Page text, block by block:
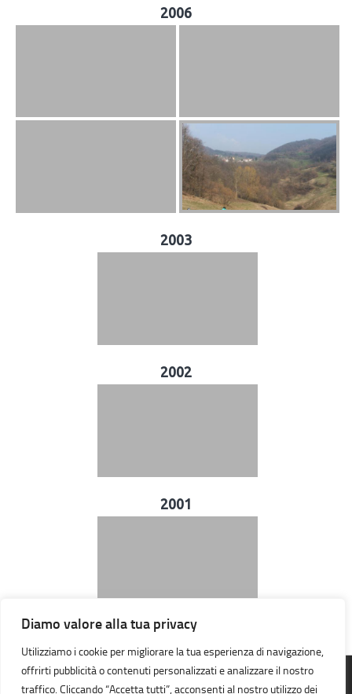
Diamo valore alla tua privacy
Utilizziamo i cookie per migliorare la tua esperienza di navigazione,
offrirti pubblicità o contenuti personalizzati e analizzare il nostro
traffico. Cliccando “Accetta tutti”, acconsenti al nostro utilizzo dei
2006
2003
2002
2001